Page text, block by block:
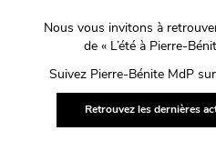
Nous vous invitons à
de « L’été à Pierre-
Suivez Pierre-Bénite MdP sur
Retrouvez les dernières